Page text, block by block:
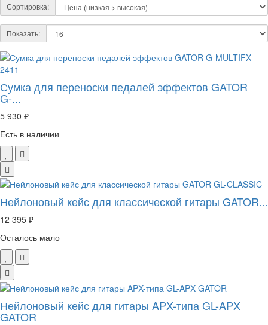
Сортировка:
Показать:
Сумка для переноски педалей эффектов GATOR
G-...
5 930 ₽
Есть в наличии
Нейлоновый кейс для классической гитары GATOR...
12 395 ₽
Осталось мало
Нейлоновый кейс для гитары APX-типа GL-APX
GATOR